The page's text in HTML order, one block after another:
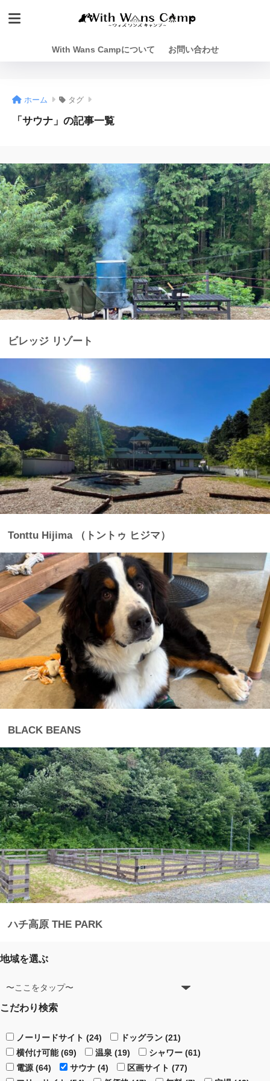
With Wans Campについて お問い合わせ
ホーム タグ
「サウナ」の記事一覧
ビレッジ リゾート
Tonttu Hijima （トントゥ ヒジマ）
BLACK BEANS
ハチ高原 THE PARK
地域を選ぶ
こだわり検索
ノーリードサイト (24)
ドッグラン (21)
横付け可能 (69)
温泉 (19)
シャワー (61)
電源 (64)
サウナ (4)
区画サイト (77)